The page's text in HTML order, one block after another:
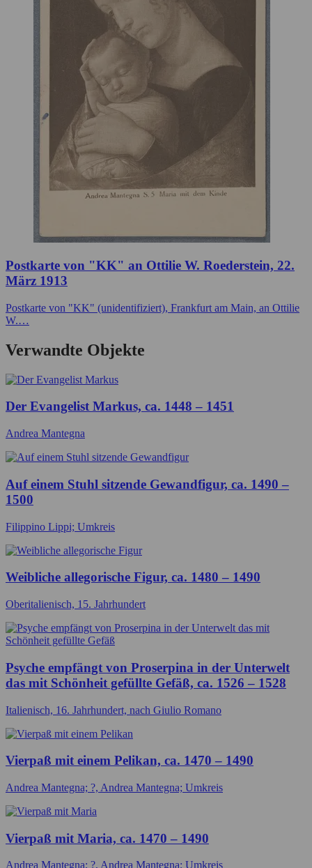
Postkarte von "KK" an Ottilie W. Roederstein, 22.
März 1913
Postkarte von "KK" (unidentifiziert), Frankfurt am Main, an Ottilie
W.…
Verwandte Objekte
Der Evangelist Markus, ca. 1448 – 1451
Andrea Mantegna
Auf einem Stuhl sitzende Gewandfigur, ca. 1490 –
1500
Filippino Lippi; Umkreis
Weibliche allegorische Figur, ca. 1480 – 1490
Oberitalienisch, 15. Jahrhundert
Psyche empfängt von Proserpina in der Unterwelt
das mit Schönheit gefüllte Gefäß, ca. 1526 – 1528
Italienisch, 16. Jahrhundert, nach Giulio Romano
Vierpaß mit einem Pelikan, ca. 1470 – 1490
Andrea Mantegna; ?, Andrea Mantegna; Umkreis
Vierpaß mit Maria, ca. 1470 – 1490
Andrea Mantegna; ?, Andrea Mantegna; Umkreis